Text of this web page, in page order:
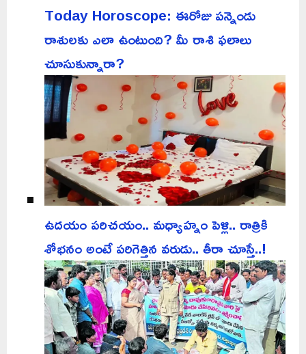
Today Horoscope: ఈరోజు పన్నెండు
రాశులకు ఎలా ఉంటుంది? మీ రాశి ఫలాలు
చూసుకున్నారా?
ఉదయం పరిచయం.. మధ్యాహ్నం పెళ్లి.. రాత్రికి
శోభనం అంటే పరిగెత్తిన వరుడు.. తీరా చూస్తే..!